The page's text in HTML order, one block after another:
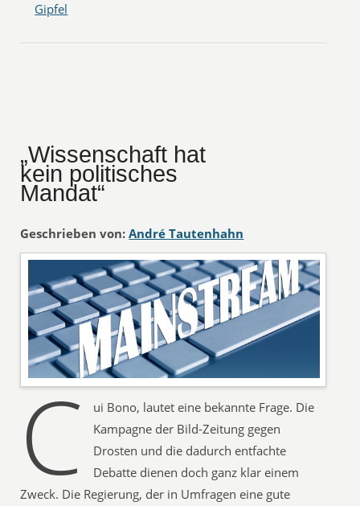
Gipfel
„Wissenschaft hat
kein politisches
Mandat“
Geschrieben von: André Tautenhahn
C
ui Bono, lautet eine bekannte Frage. Die
Kampagne der Bild-Zeitung gegen
Drosten und die dadurch entfachte
Debatte dienen doch ganz klar einem
Zweck. Die Regierung, der in Umfragen eine gute